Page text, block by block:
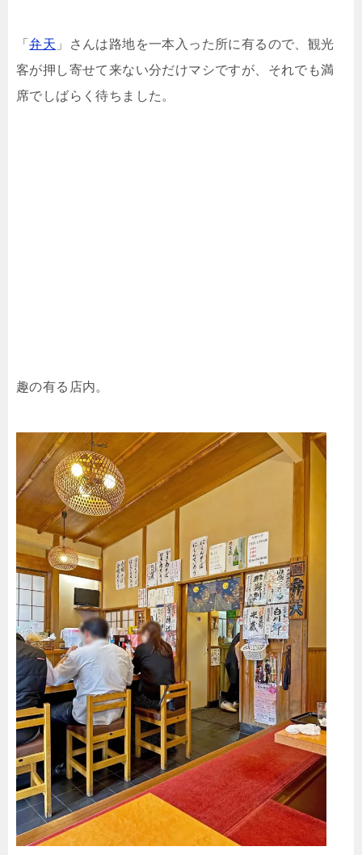
「弁天 」さんは路地を一本入った所に有るので、観光
客が押し寄せて来ない分だけマシですが、それでも満
席でしばらく待ちました。
趣の有る店内。